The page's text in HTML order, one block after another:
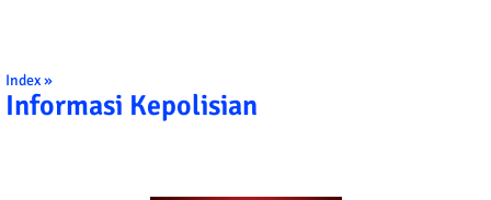
Index »
Informasi Kepolisian